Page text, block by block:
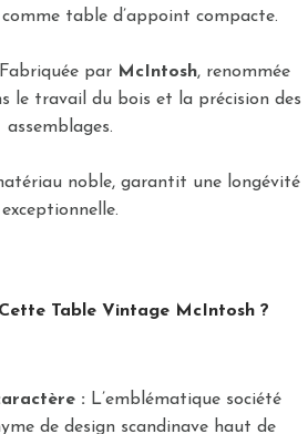
table d’appoint compacte.
Fabriquée par McIntosh, renommée
le travail du bois et la précision des
assemblages.
noble, garantit une longévité
exceptionnelle.
Table Vintage McIntosh ?
: L’emblématique société
de design scandinave haut de